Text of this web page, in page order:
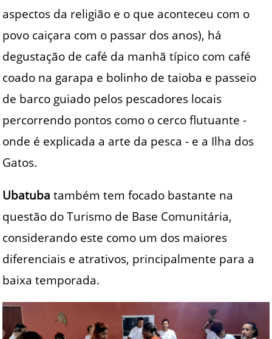
aspectos da religião e o que aconteceu com o
povo caiçara com o passar dos anos), há
degustação de café da manhã típico com café
coado na garapa e bolinho de taioba e passeio
de barco guiado pelos pescadores locais
percorrendo pontos como o cerco flutuante -
onde é explicada a arte da pesca - e a Ilha dos
Gatos.
Ubatuba também tem focado bastante na
questão do Turismo de Base Comunitária,
considerando este como um dos maiores
diferenciais e atrativos, principalmente para a
baixa temporada.